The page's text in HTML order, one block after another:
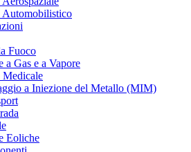
Automobilistico
Fuoco
a Gas e a Vapore
Medicale
a Iniezione del Metallo (MIM)
Eoliche